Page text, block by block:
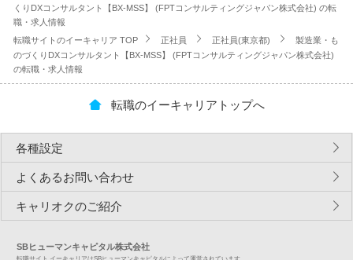
くりDXコンサルタント【BX-MSS】 (FPTコンサルティングジャパン株式会社) の転
職・求人情報
転職サイトのイーキャリア TOP
正社員 正社員(東京都)
製造業・も
のづくりDXコンサルタント【BX-MSS】 (FPTコンサルティングジャパン株式会社)
の転職・求人情報
転職のイーキャリアトップへ
各種設定
よくあるお問い合わせ
キャリオクのご紹介
SBヒューマンキャピタル株式会社